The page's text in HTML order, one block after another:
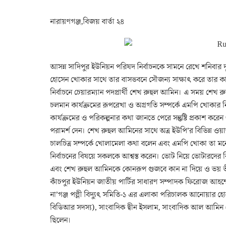
নারায়ণগঞ্জ,বিজয় বার্তা ২৪
আসন্ন সাদিপুর ইউনিয়ন পরিষদ নির্বাচনকে সামনে রেখে
হোসেন খোকার সাথে তার বাসভবনে সৌজন্য সাক্ষাৎ করে তার
নির্বাচনে চেয়ারম্যান পদপ্রার্থী শেখ রুহুল আমিন। এ সময়
চলমান কার্যক্রমের রূপরেখা ও অগ্রগতি সম্পর্কে এমপি
কার্যক্রমের ও পরিকল্পনার কথা জানতে পেরে সন্তুষ্টি প্রকাশ
পরামর্শ দেন। শেখ রুহুল আমিনের সাথে অত্র ইউপি’র বিভিন্ন
চালচিত্র সম্পর্কে খোলামেলা কথা বলেন এবং এমপি খোকা তা
নির্বাচনের বিষয়ে সকলকে আশ্বস্ত করেন। ভোট নিয়ে
এবং শেখ রুহুল আমিনকে কোনরূপ গুজবে কান না দিয়ে ও ভয়
কাঁচপুর ইউনিয়ন জাতীয় পার্টির সাধারণ সম্পাদক ফিরোজ
না’গঞ্জ পল্লী বিদ্যুৎ সমিতি-১ এর এলাকা পরিচালক আনোয়ার
বিডিআর সদস্য), সাংবাদিক দ্বীন ইসলাম, সাংবাদিক আল
ছিলেন।